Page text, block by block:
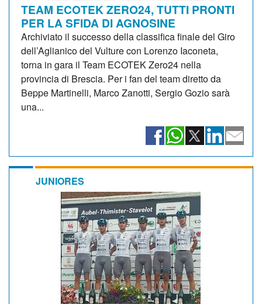
TEAM ECOTEK ZERO24, TUTTI PRONTI
PER LA SFIDA DI AGNOSINE
Archiviato il successo della classifica finale del Giro
dell’Aglianico del Vulture con Lorenzo Iaconeta,
torna in gara il Team ECOTEK Zero24 nella
provincia di Brescia. Per i fan del team diretto da
Beppe Martinelli, Marco Zanotti, Sergio Gozio sarà
una...
JUNIORES